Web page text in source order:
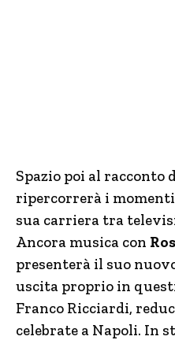
Spazio poi al racconto
ripercorrerà i
sua carriera tra
Ancora musica con
presenterà il suo
uscita proprio in
Franco Ricciardi,
celebrate a Napoli. In